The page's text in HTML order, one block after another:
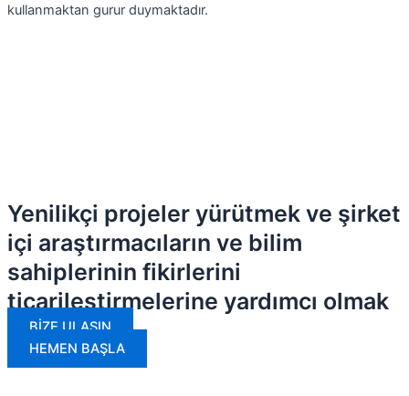
kullanmaktan gurur duymaktadır.
Yenilikçi projeler yürütmek ve şirket
içi araştırmacıların ve bilim
sahiplerinin fikirlerini
ticarileştirmelerine yardımcı olmak
BİZE ULAŞIN
HEMEN BAŞLA